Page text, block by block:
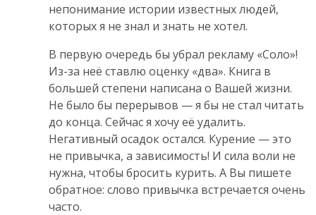
непонимание истории известных людей,
которых я не знал и знать не хотел.
В первую очередь бы убрал рекламу «Соло»!
Из-за неё ставлю оценку «два». Книга в
большей степени написана о Вашей жизни.
Не было бы перерывов — я бы не стал читать
до конца. Cейчас я хочу её удалить.
Негативный осадок остался. Курение — это
не привычка, а зависимость! И сила воли не
нужна, чтобы бросить курить. А Вы пишете
обратное: слово привычка встречается очень
часто.